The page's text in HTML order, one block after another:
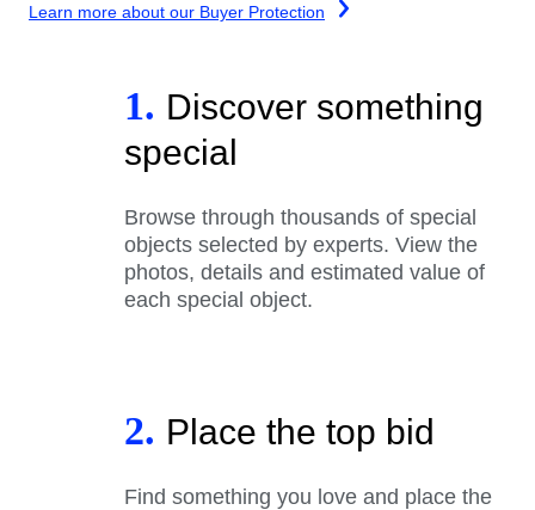
Learn more about our Buyer Protection
1. Discover something
special
Browse through thousands of special
objects selected by experts. View the
photos, details and estimated value of
each special object.
2. Place the top bid
Find something you love and place the